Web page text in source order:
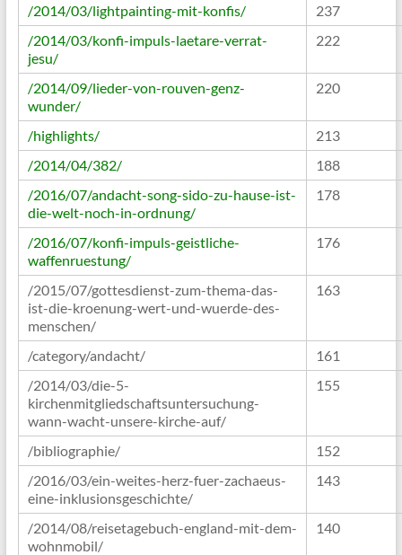
/2014/03/lightpainting-mit-konfis/
237
/2014/03/konfi-impuls-laetare-verrat-
jesu/
222
/2014/09/lieder-von-rouven-genz-
wunder/
220
/highlights/
213
/2014/04/382/
188
/2016/07/andacht-song-sido-zu-hause-ist-
die-welt-noch-in-ordnung/
178
/2016/07/konfi-impuls-geistliche-
waffenruestung/
176
/2015/07/gottesdienst-zum-thema-das-
ist-die-kroenung-wert-und-wuerde-des-
menschen/
163
/category/andacht/
161
/2014/03/die-5-
kirchenmitgliedschaftsuntersuchung-
wann-wacht-unsere-kirche-auf/
155
/bibliographie/
152
/2016/03/ein-weites-herz-fuer-zachaeus-
eine-inklusionsgeschichte/
143
/2014/08/reisetagebuch-england-mit-dem-
wohnmobil/
140